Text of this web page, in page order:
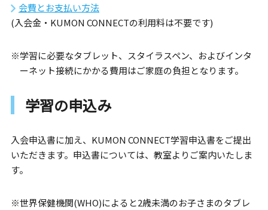
会費とお支払い方法
(入会金・KUMON CONNECTの利用料は不要です)
※学習に必要なタブレット、スタイラスペン、およびインタ
ーネット接続にかかる費用はご家庭の負担となります。
学習の申込み
入会申込書に加え、KUMON CONNECT学習申込書をご提出
いただきます。申込書については、教室よりご案内いたしま
す。
※世界保健機関(WHO)によると2歳未満のお子さまのタブレ